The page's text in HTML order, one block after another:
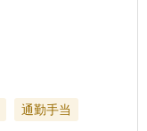
通勤手当